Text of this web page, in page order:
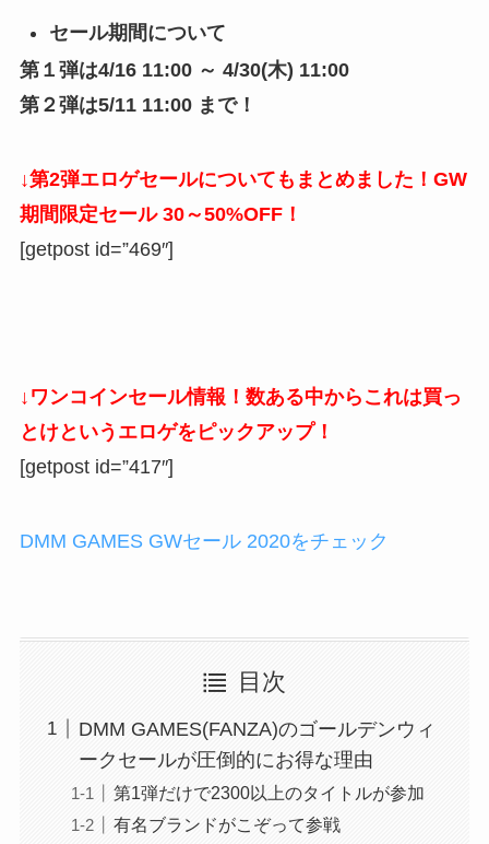
セール期間について
第１弾は4/16 11:00 ～ 4/30(木) 11:00
第２弾は5/11 11:00 まで！
↓第2弾エロゲセールについてもまとめました！GW
期間限定セール 30～50%OFF！
[getpost id=”469″]
↓ワンコインセール情報！数ある中からこれは買っ
とけというエロゲをピックアップ！
[getpost id=”417″]
DMM GAMES GWセール 2020をチェック
目次
DMM GAMES(FANZA)のゴールデンウィ
ークセールが圧倒的にお得な理由
第1弾だけで2300以上のタイトルが参加
有名ブランドがこぞって参戦